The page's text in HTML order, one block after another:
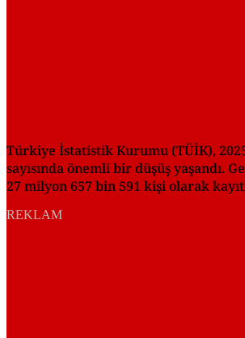
Türkiye İstatistik Kurumu (TÜİK),
sayısında önemli bir düşüş yaşandı.
27 milyon 657 bin 591 kişi olarak
REKLAM